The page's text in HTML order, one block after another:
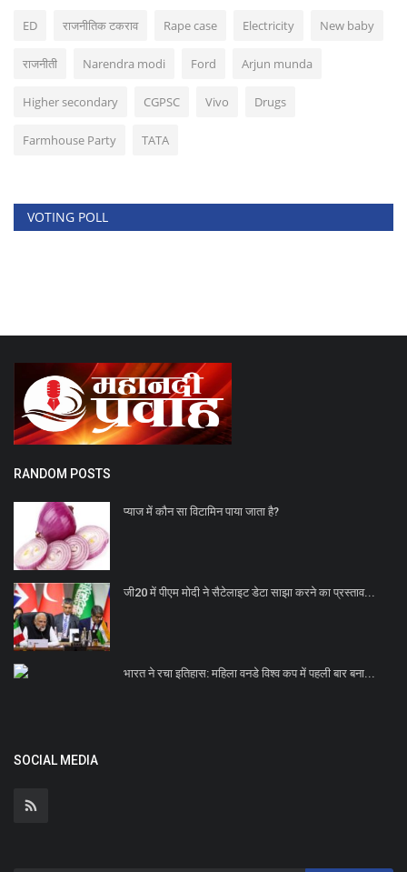
ED राजनीतिक टकराव Rape case Electricity New baby
राजनीती Narendra modi Ford Arjun munda
Higher secondary CGPSC Vivo Drugs
Farmhouse Party TATA
VOTING POLL
RANDOM POSTS
प्याज में कौन सा विटामिन पाया जाता है?
जी20 में पीएम मोदी ने सैटेलाइट डेटा साझा करने का प्रस्ताव...
भारत ने रचा इतिहास: महिला वनडे विश्व कप में पहली बार बना...
SOCIAL MEDIA